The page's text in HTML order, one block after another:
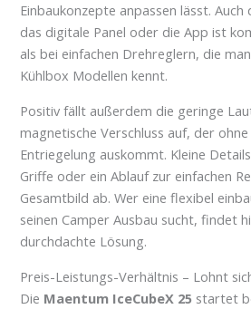
Einbaukonzepte anpassen lässt.
das digitale Panel oder die App ist
als bei einfachen Drehreglern, die
Kühlbox Modellen kennt.
Positiv fällt außerdem die geringe
magnetische Verschluss auf, der
Entriegelung auskommt. Kleine
Griffe oder ein Ablauf zur einfachen
Gesamtbild ab. Wer eine flexibel
seinen Camper Ausbau sucht, findet
durchdachte Lösung.
Preis-Leistungs-Verhältnis – Lohnt
Die Maentum IceCubeX 25 startet